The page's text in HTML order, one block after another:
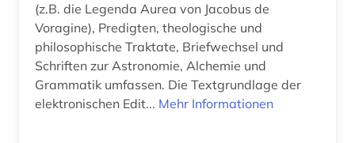
(z.B. die Legenda Aurea von Jacobus de
Voragine), Predigten, theologische und
philosophische Traktate, Briefwechsel und
Schriften zur Astronomie, Alchemie und
Grammatik umfassen. Die Textgrundlage der
elektronischen Edit... Mehr Informationen